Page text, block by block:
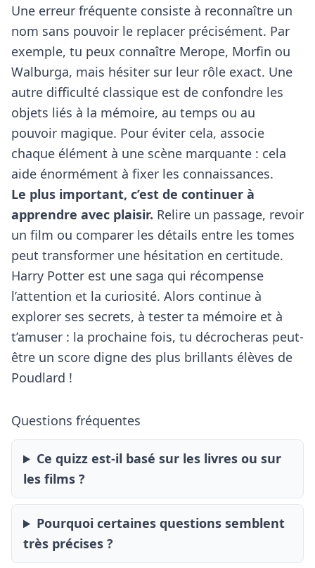
Une erreur fréquente consiste à reconnaître un
nom sans pouvoir le replacer précisément. Par
exemple, tu peux connaître Merope, Morfin ou
Walburga, mais hésiter sur leur rôle exact. Une
autre difficulté classique est de confondre les
objets liés à la mémoire, au temps ou au
pouvoir magique. Pour éviter cela, associe
chaque élément à une scène marquante : cela
aide énormément à fixer les connaissances.
Le plus important, c’est de continuer à
apprendre avec plaisir. Relire un passage, revoir
un film ou comparer les détails entre les tomes
peut transformer une hésitation en certitude.
Harry Potter est une saga qui récompense
l’attention et la curiosité. Alors continue à
explorer ses secrets, à tester ta mémoire et à
t’amuser : la prochaine fois, tu décrocheras peut-
être un score digne des plus brillants élèves de
Poudlard !
Questions fréquentes
Ce quizz est-il basé sur les livres ou sur
les films ?
Pourquoi certaines questions semblent
très précises ?